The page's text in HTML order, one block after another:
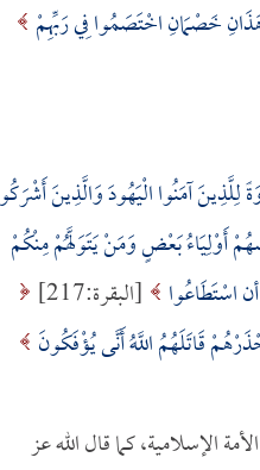
خَصْمَانِ اخْتَصَمُوا فِي رَبِّهِمْ
آمَنُوا الْيَهُودَ وَالَّذِينَ
أَوْلِيَاءُ بَعْضٍ وَمَنْ يَتَوَلَّهُمْ مِنْكُمْ
اسْتَطَاعُوا
[البقرة:217]
قَاتَلَهُمُ اللَّهُ أَنَّى يُؤْفَكُونَ
الإسلامية، كما قال الله عز